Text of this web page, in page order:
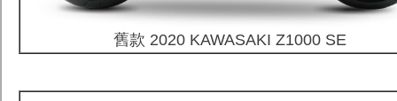
舊款 2020 KAWASAKI Z1000 SE